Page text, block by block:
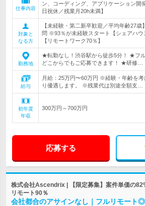
仕事内容
ン、コーディング、アプリケーション開
日祝休／残業月20h未満】
対象と
なる方
【未経験・第二新卒歓迎／平均年齢27
問 ※93％が未経験スタート【シェアハウ
【リモートワーク70％】
勤務地
★転勤なし！渋谷駅から徒歩5分！ ★フ
どこからでもご応募できます！ ★研修…
給与
月給：25万円〜60万円 ※経験・年齢を
り優遇します。 ※残業代は別途全額支…
初年度
年収
300万円～700万円
応募する
株式会社Ascendrix | 【限定募集】案件単価の
リモート90％
会社都合のアサインなし｜フルリモート◎